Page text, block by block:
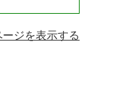
ジを表示する